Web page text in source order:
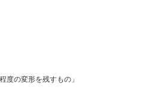
の変形を残すもの」